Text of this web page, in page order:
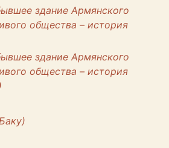
здание Армянского
общества – история
здание Армянского
общества – история